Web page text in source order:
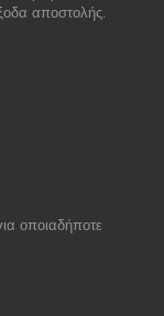
αποστολής.
οποιαδήποτε